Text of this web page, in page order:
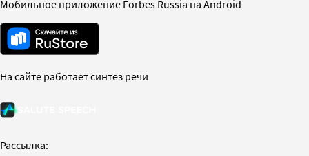
Мобильное приложение Forbes Russia на Android
На сайте работает синтез речи
Рассылка: